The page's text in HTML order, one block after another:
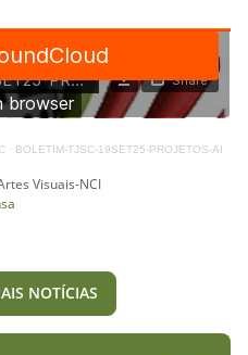
· BOLETIM-TJSC-19SET25-PROJETOS-AI
Visuais-NCI
NOTÍCIAS